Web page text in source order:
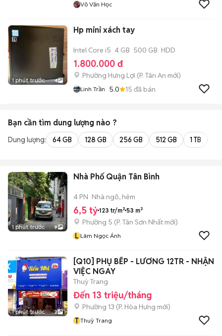
Võ Văn Học
1 phút trước 4
Hp mini xách tay
Intel Core i5 4 GB 500 GB HDD
1.800.000 đ
Phường Hưng Lợi (P. Tân An mới)
Linh Trần 5.0 15 đã bán
Bạn cần tìm dung lượng nào ?
Dung lượng: 64 GB 128 GB 256 GB 512 GB 1 TB
1 phút trước 9
Nhà Phố Quận Tân Bình
4 PN Nhà ngõ, hẻm
6,5 tỷ 123 tr/m² 53 m²
Phường 5 (P. Tân Sơn Nhất mới)
L Lâm Ngọc Ánh
1 phút trước 2
[Q10] PHỤ BẾP - LƯƠNG 12TR - NHẬN
VIỆC NGAY
Thuỳ Trang
Đến 13 triệu/tháng
Phường 13 (P. Hòa Hưng mới)
T Thuỳ Trang